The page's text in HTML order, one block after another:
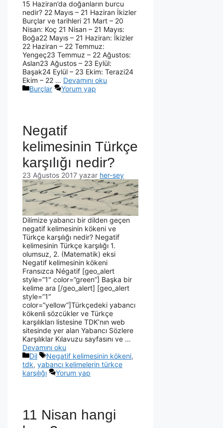
15 Haziran’da doğanların burcu
nedir? 22 Mayıs – 21 Haziran İkizler
Burçlar ve tarihleri 21 Mart – 20
Nisan: Koç 21 Nisan – 21 Mayıs:
Boğa22 Mayıs – 21 Haziran: İkizler
22 Haziran – 22 Temmuz:
Yengeç23 Temmuz – 22 Ağustos:
Aslan23 Ağustos – 23 Eylül:
Başak24 Eylül – 23 Ekim: Terazi24
Ekim – 22 … Devamını oku
Burçlar
Yorum yap
Negatif
kelimesinin Türkçe
karşılığı nedir?
23 Ağustos 2017 yazar her-sey
Dilimize yabancı bir dilden geçen
negatif kelimesinin kökeni ve
Türkçe karşılığı nedir? Negatif
kelimesinin Türkçe karşılığı 1.
olumsuz, 2. (Matematik) eksi
Negatif kelimesinin kökeni
Fransızca Négatif [geo_alert
style=”1″ color=”green”] Başka bir
kelime ara [/geo_alert] [geo_alert
style=”1″
color=”yellow”]Türkçedeki yabancı
kökenli sözcükler ve Türkçe
karşılıkları listesine TDK’nın web
sitesinde yer alan Yabancı Sözlere
Karşılıklar Kılavuzu sayfasını ve …
Devamını oku
Dil
Negatif kelimesinin kökeni,
tdk, yabancı kelimelerin türkçe
karşılığı
Yorum yap
11 Nisan hangi